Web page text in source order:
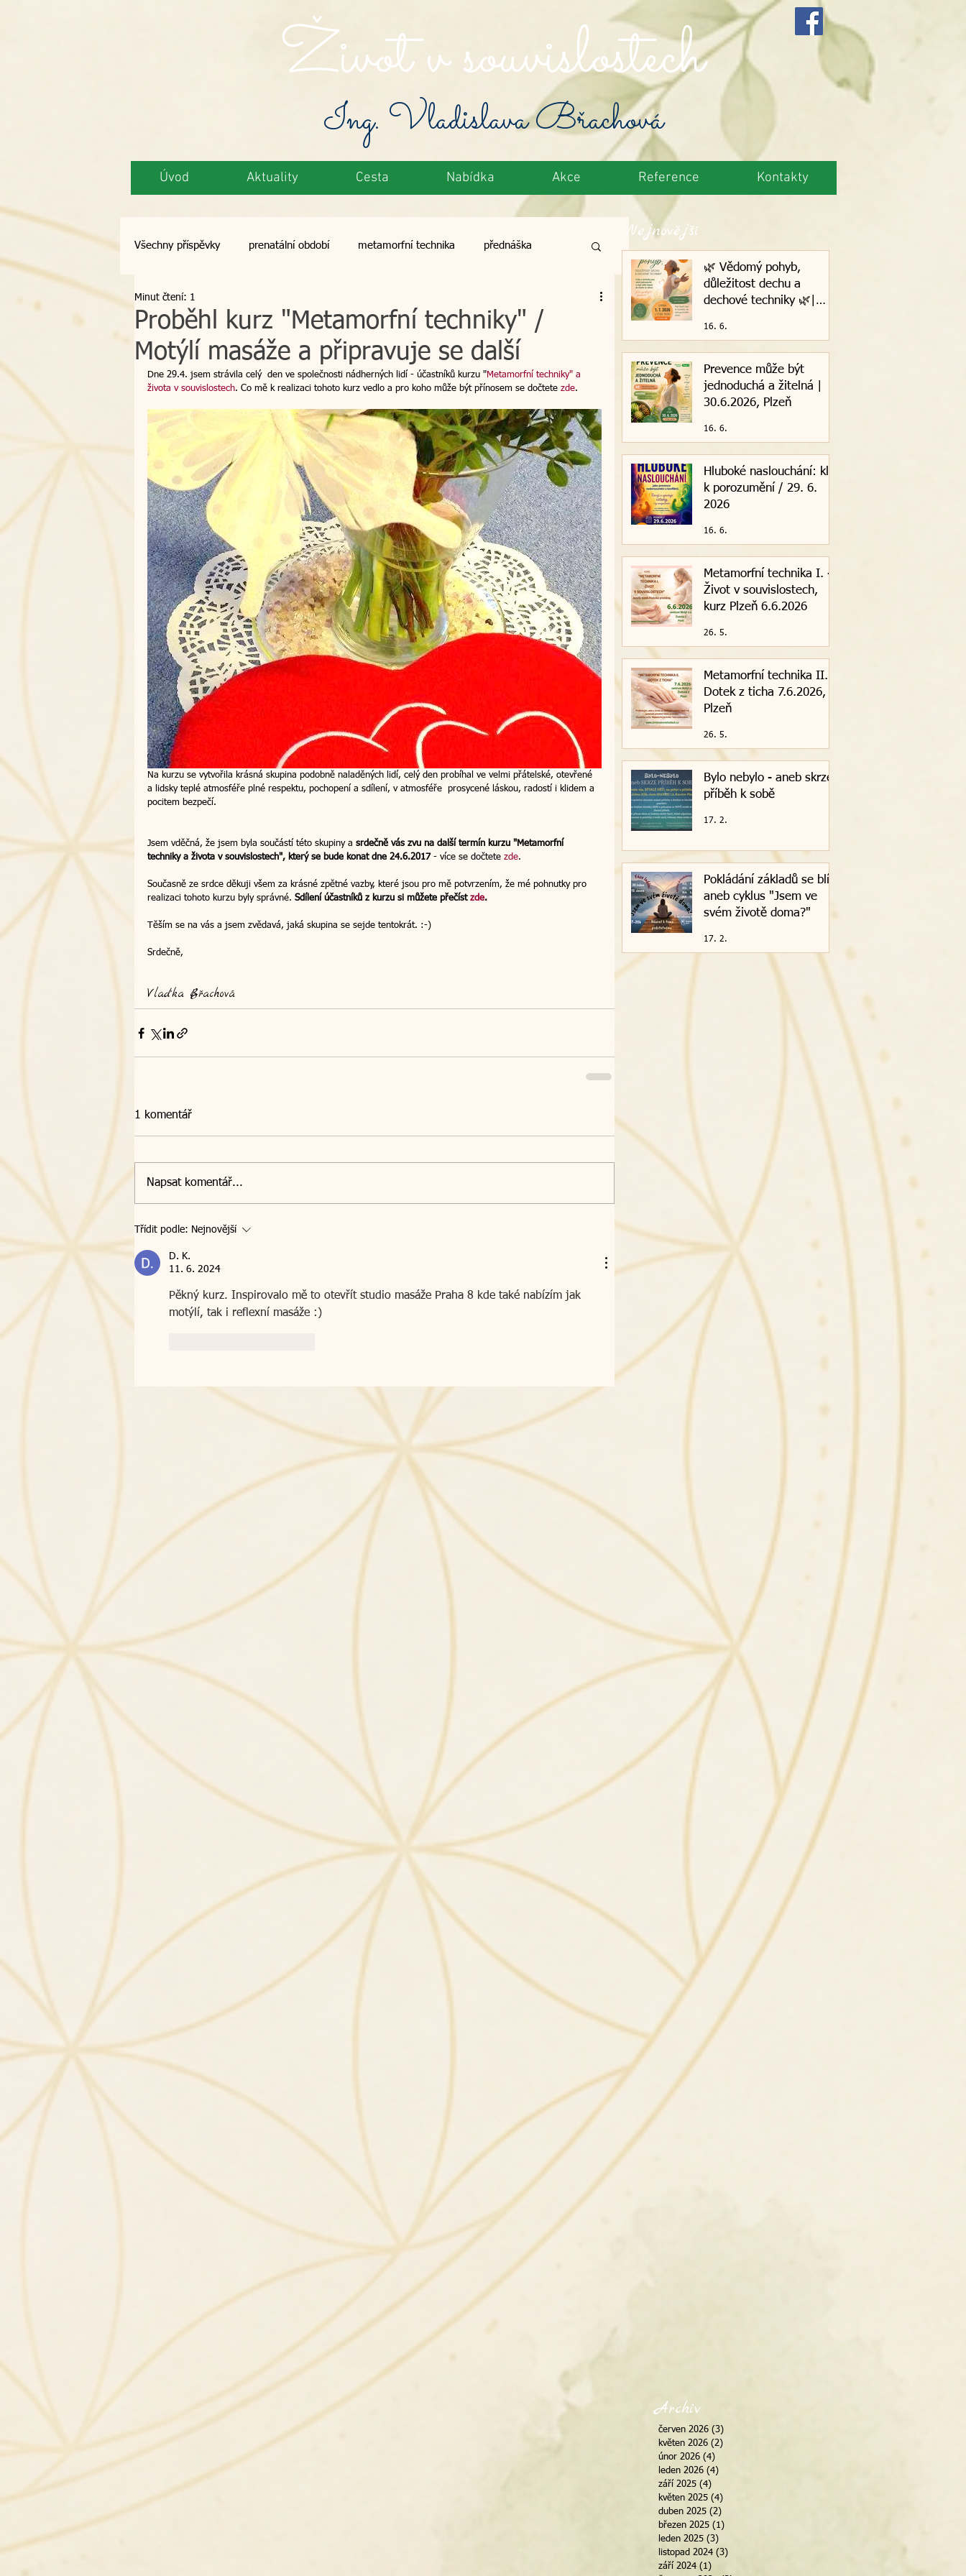
Život v souvislostech
Ing. Vladislava Břachová
Úvod Aktuality Cesta Nabídka Akce Reference Kontakty
Všechny příspěvky prenatální období metamorfní technika přednáška
semináře
osobní zkušenost Bachovy květové esence regrese novinky
atlantské léčení smrt - přechod do světla regresní terapie Vánoce
dárek poukazy zpětná vazba relaxační víkend kurz
kraniosakrální terapie dálková terapie transformativní koučink škola
workshop intuice Česko naslouchá Nasloucháme srdcem 2024
summit
Proběhl kurz "Metamorfní techniky" /
Motýlí masáže a připravuje se další
Minut čtení: 1
Dne 29.4. jsem strávila celý  den ve společnosti nádherných lidí - účastníků kurzu "Metamorfní techniky" a
života v souvislostech. Co mě k realizaci tohoto kurz vedlo a pro koho může být přínosem se dočtete zde.
Na kurzu se vytvořila krásná skupina podobně naladěných lidí, celý den probíhal ve velmi přátelské, otevřené
a lidsky teplé atmosféře plné respektu, pochopení a sdílení, v atmosféře  prosycené láskou, radostí i klidem a
pocitem bezpečí.
Jsem vděčná, že jsem byla součástí této skupiny a srdečně vás zvu na další termín kurzu "Metamorfní
techniky a života v souvislostech", který se bude konat dne 24.6.2017 - více se dočtete zde.
Současně ze srdce děkuji všem za krásné zpětné vazby, které jsou pro mě potvrzením, že mé pohnutky pro
realizaci tohoto kurzu byly správné. Sdílení účastníků z kurzu si můžete přečíst zde.
Těším se na vás a jsem zvědavá, jaká skupina se sejde tentokrát. :-)
Srdečně,
Vlaďka Břachová
1 komentář
Napsat komentář...
Třídit podle: Nejnovější
D. K.
11. 6. 2024
Pěkný kurz. Inspirovalo mě to otevřít studio masáže Praha 8 kde také nabízím jak
motýlí, tak i reflexní masáže :)
Nejnovější
🌿 Vědomý pohyb,
důležitost dechu a
dechové techniky 🌿|
16. 6.
Prevence může být
jednoduchá a žitelná |
30.6.2026, Plzeň
16. 6.
Hluboké naslouchání: klíč
k porozumění / 29. 6.
2026
16. 6.
Metamorfní technika I. -
Život v souvislostech,
kurz Plzeň 6.6.2026
26. 5.
Metamorfní technika II. -
Dotek z ticha 7.6.2026,
Plzeň
26. 5.
Bylo nebylo - aneb skrze
příběh k sobě
17. 2.
Pokládání základů se blíží
aneb cyklus "Jsem ve
svém životě doma?"
17. 2.
Archiv
červen 2026 (3)
květen 2026 (2)
únor 2026 (4)
leden 2026 (4)
září 2025 (4)
květen 2025 (4)
duben 2025 (2)
březen 2025 (1)
leden 2025 (3)
listopad 2024 (3)
září 2024 (1)